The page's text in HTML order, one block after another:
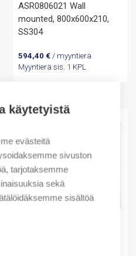
käytetyistä
evästeitä
sivuston
tarjotaksemme
sekä
sisältöä
ASR0806021 Wall
mounted, 800x600x210,
SS304
594,40 €/ myyntierä
Myyntierä sis. 1 KPL